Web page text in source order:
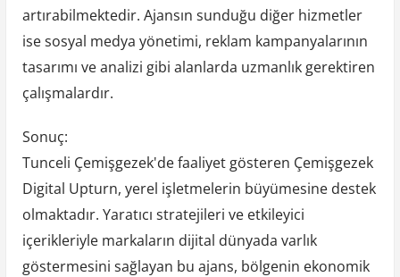
artırabilmektedir. Ajansın sunduğu diğer hizmetler
ise sosyal medya yönetimi, reklam kampanyalarının
tasarımı ve analizi gibi alanlarda uzmanlık gerektiren
çalışmalardır.
Sonuç:
Tunceli Çemişgezek'de faaliyet gösteren Çemişgezek
Digital Upturn, yerel işletmelerin büyümesine destek
olmaktadır. Yaratıcı stratejileri ve etkileyici
içerikleriyle markaların dijital dünyada varlık
göstermesini sağlayan bu ajans, bölgenin ekonomik